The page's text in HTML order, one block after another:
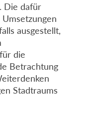
Die dafür
ausgestellt,
die
Betrachtung
Stadtraums